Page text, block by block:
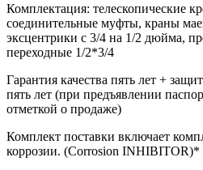
Комплектация: телескопические
соединительные муфты, краны
эксцентрики с 3/4 на 1/2 дюйма,
переходные 1/2*3/4
Гарантия качества пять лет +
пять лет (при предъявлении
отметкой о продаже)
Комплект поставки включает
коррозии. (Corrosion INHIBITOR)*